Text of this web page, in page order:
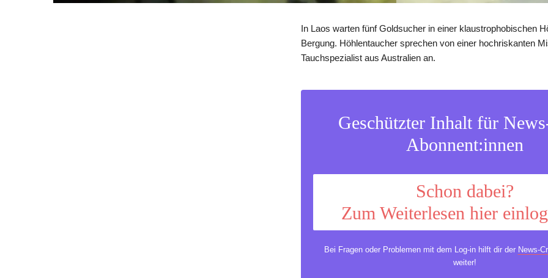
In Laos warten fünf Goldsucher in einer klaustrophobischen
Bergung. Höhlentaucher sprechen von einer hochriskanten
Tauchspezialist aus Australien an.
Geschützter Inhalt für
Abonnent:innen
Schon dabei?
Zum Weiterlesen hier
Bei Fragen oder Problemen mit dem Log-in hilft dir der News-
weiter!